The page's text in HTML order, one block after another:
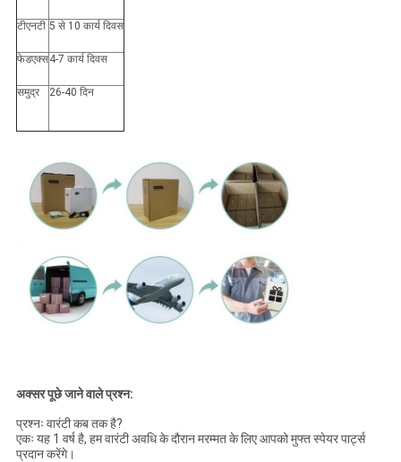
टीएनटी 5 से 10 कार्य दिवस
फेडएक्स4-7 कार्य दिवस
समुद्र 26-40 दिन
अक्सर पूछे जाने वाले प्रश्न:
प्रश्नः वारंटी कब तक है?
एकः यह 1 वर्ष है, हम वारंटी अवधि के दौरान मरम्मत के लिए आपको मुफ्त स्पेयर पार्ट्स
प्रदान करेंगे।